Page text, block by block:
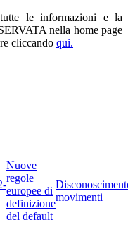
le informazioni e la
nella home page
cliccando qui.
Nuove
regole
europee di
definizione
del default
movimenti